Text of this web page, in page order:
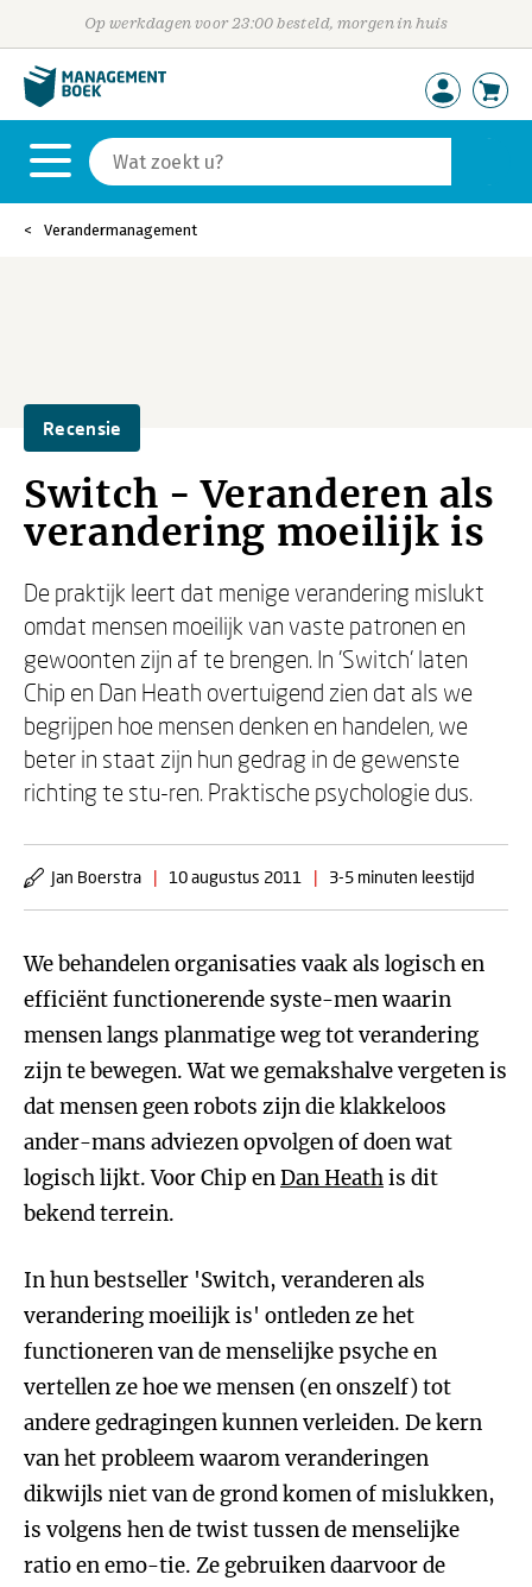
Op werkdagen voor 23:00 besteld, morgen in huis
Verandermanagement
Recensie
Switch - Veranderen als
verandering moeilijk is
De praktijk leert dat menige verandering mislukt
omdat mensen moeilijk van vaste patronen en
gewoonten zijn af te brengen. In 'Switch' laten
Chip en Dan Heath overtuigend zien dat als we
begrijpen hoe mensen denken en handelen, we
beter in staat zijn hun gedrag in de gewenste
richting te stu-ren. Praktische psychologie dus.
Jan Boerstra | 10 augustus 2011 | 3-5 minuten leestijd
We behandelen organisaties vaak als logisch en
efficiënt functionerende syste-men waarin
mensen langs planmatige weg tot verandering
zijn te bewegen. Wat we gemakshalve vergeten is
dat mensen geen robots zijn die klakkeloos
ander-mans adviezen opvolgen of doen wat
logisch lijkt. Voor Chip enDan Heathis dit
bekend terrein.
In hun bestseller 'Switch, veranderen als
verandering moeilijk is' ontleden ze het
functioneren van de menselijke psyche en
vertellen ze hoe we mensen (en onszelf) tot
andere gedragingen kunnen verleiden. De kern
van het probleem waarom veranderingen
dikwijls niet van de grond komen of mislukken,
is volgens hen de twist tussen de menselijke
ratio en emo-tie. Ze gebruiken daarvoor de